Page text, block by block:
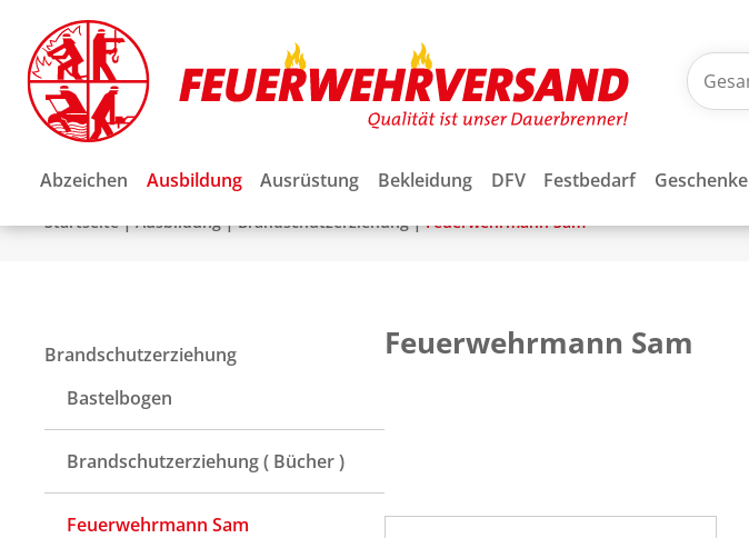
Abzeichen Ausbildung Ausrüstung Bekleidung DFV Festbedarf Geschenke
Startseite|Ausbildung|Brandschutzerziehung|Feuerwehrmann Sam
Brandschutzerziehung
Bastelbogen
Brandschutzerziehung ( Bücher )
Feuerwehrmann Sam
Feuerwehrmann Sam